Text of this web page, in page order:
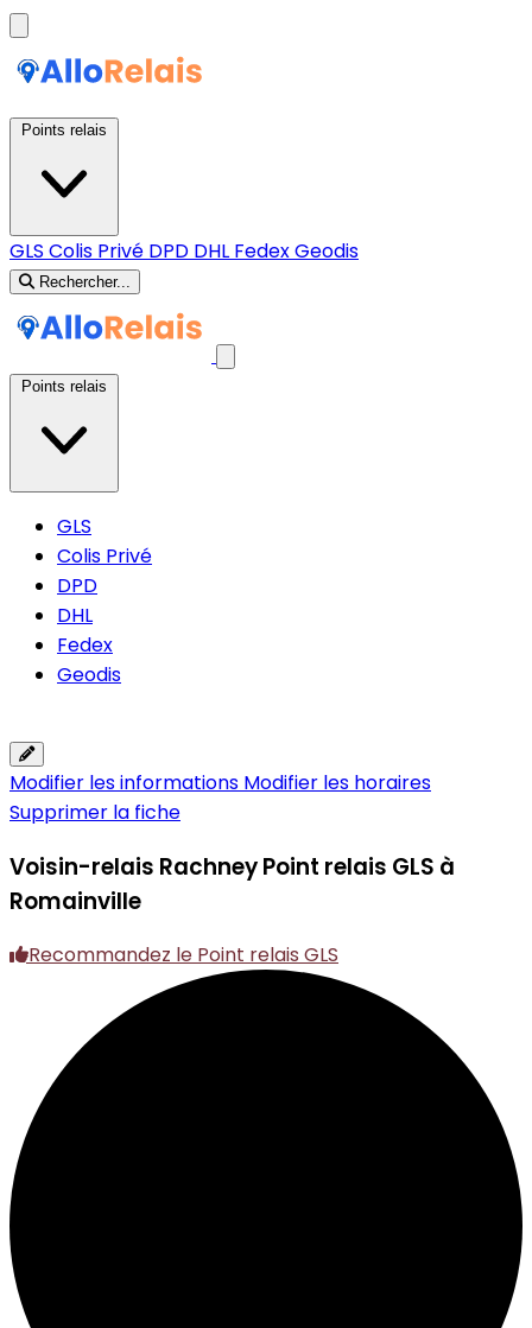
GLS Colis Privé DPD DHL FedexGeodis
Rechercher...
GLS
Colis Privé
DPD
DHL
Fedex
Geodis
Modifier les informations Modifier les horaires
Supprimer la fiche
Voisin-relais RachneyPoint relais GLS à
Romainville
Recommandez le Point relais GLS